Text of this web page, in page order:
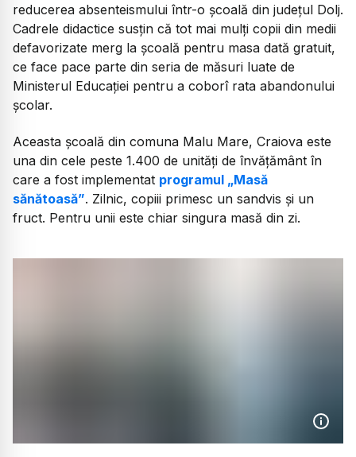
reducerea absenteismului într-o școală din județul Dolj.
Cadrele didactice susțin că tot mai mulți copii din medii
defavorizate merg la școală pentru masa dată gratuit,
ce face pace parte din seria de măsuri luate de
Ministerul Educației pentru a coborî rata abandonului
școlar.
Aceasta școală din comuna Malu Mare, Craiova este
una din cele peste 1.400 de unități de învățământ în
care a fost implementat programul „Masă
sănătoasă”. Zilnic, copiii primesc un sandvis și un
fruct. Pentru unii este chiar singura masă din zi.